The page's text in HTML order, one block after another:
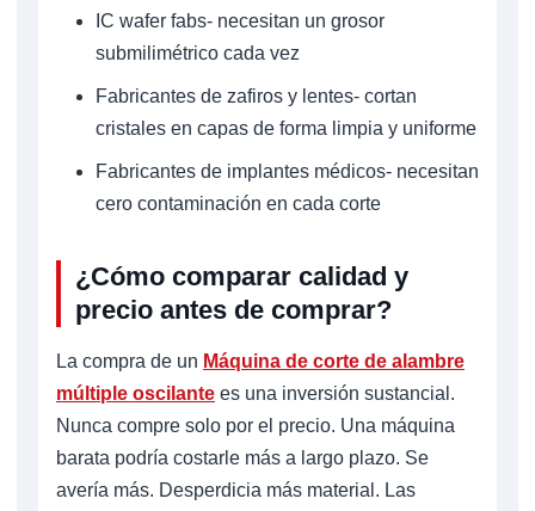
IC wafer fabs- necesitan un grosor
submilimétrico cada vez
Fabricantes de zafiros y lentes- cortan
cristales en capas de forma limpia y uniforme
Fabricantes de implantes médicos- necesitan
cero contaminación en cada corte
¿Cómo comparar calidad y
precio antes de comprar?
La compra de un Máquina de corte de alambre
múltiple oscilante es una inversión sustancial.
Nunca compre solo por el precio. Una máquina
barata podría costarle más a largo plazo. Se
avería más. Desperdicia más material. Las